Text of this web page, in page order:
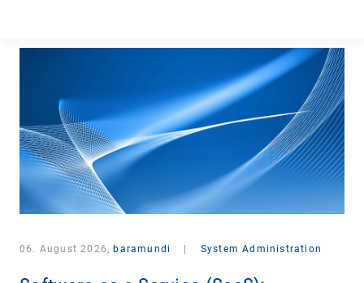
06. August 2026, baramundi System Administration